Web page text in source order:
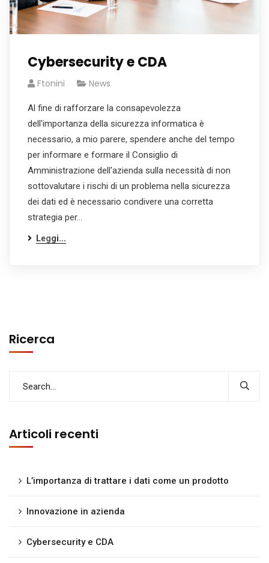
Cybersecurity e CDA
Ftonini News
Al fine di rafforzare la consapevolezza
dell'importanza della sicurezza informatica è
necessario, a mio parere, spendere anche del tempo
per informare e formare il Consiglio di
Amministrazione dell'azienda sulla necessità di non
sottovalutare i rischi di un problema nella sicurezza
dei dati ed è necessario condivere una corretta
strategia per…
Leggi...
Ricerca
Articoli recenti
L’importanza di trattare i dati come un prodotto
Innovazione in azienda
Cybersecurity e CDA